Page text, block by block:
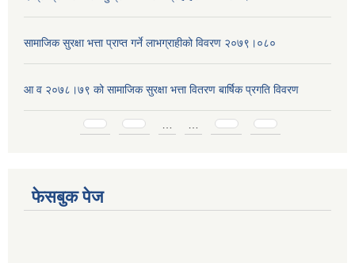
सामाजिक सुरक्षा भत्ता प्राप्त गर्ने लाभग्राहीको विवरण २०७९।०८०
आ व २०७८।७९ को सामाजिक सुरक्षा भत्ता वितरण बार्षिक प्रगति विवरण
Pages
फेसबुक पेज